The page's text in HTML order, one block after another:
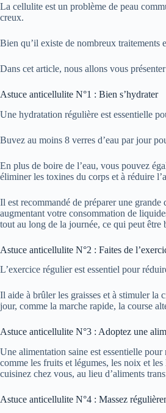
La cellulite est un problème de peau
creux.
Bien qu’il existe de nombreux traitements
Dans cet article, nous allons vous
Astuce anticellulite N°1 : Bien s’hydrater
Une hydratation régulière est essentielle
Buvez au moins 8 verres d’eau par jour
En plus de boire de l’eau, vous pouvez
éliminer les toxines du corps et à réduire
Il est recommandé de préparer une
augmentant votre consommation de
tout au long de la journée, ce qui peut
Astuce anticellulite N°2 : Faites de
L’exercice régulier est essentiel pour
Il aide à brûler les graisses et à stimuler la
jour, comme la marche rapide, la course
Astuce anticellulite N°3 : Adoptez une
Une alimentation saine est essentielle
comme les fruits et légumes, les noix et
cuisinez chez vous, au lieu d’aliments
Astuce anticellulite N°4 : Massez